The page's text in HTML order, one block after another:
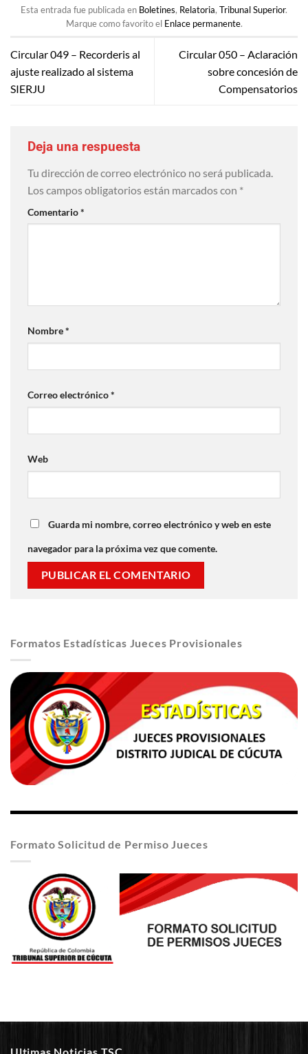
Esta entrada fue publicada en Boletines, Relatoria, Tribunal Superior.
Marque como favorito el Enlace permanente.
Circular 049 – Recorderis al
ajuste realizado al sistema
SIERJU
Circular 050 – Aclaración
sobre concesión de
Compensatorios
Deja una respuesta
Tu dirección de correo electrónico no será publicada.
Los campos obligatorios están marcados con *
Comentario*
Nombre*
Correo electrónico*
Web
Guarda mi nombre, correo electrónico y web en este
navegador para la próxima vez que comente.
Formatos Estadísticas Jueces Provisionales
Formato Solicitud de Permiso Jueces
Ultimas Noticias TSC